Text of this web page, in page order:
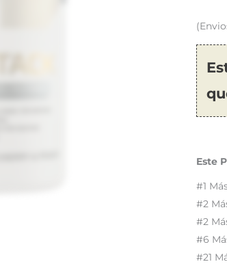
Este
#1
#2
#2
#6
#21